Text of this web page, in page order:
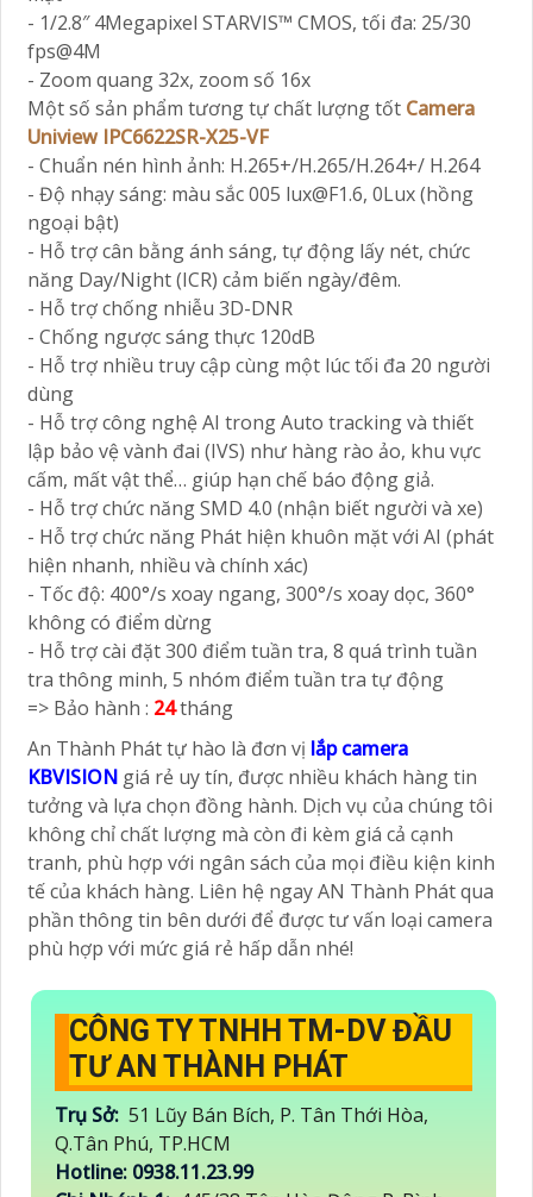
- 1/2.8″ 4Megapixel STARVIS™ CMOS, tối đa: 25/30
fps@4M
- Zoom quang 32x, zoom số 16x
Một số sản phẩm tương tự chất lượng tốt Camera
Uniview IPC6622SR-X25-VF
- Chuẩn nén hình ảnh: H.265+/H.265/H.264+/ H.264
- Độ nhạy sáng: màu sắc 005 lux@F1.6, 0Lux (hồng
ngoại bật)
- Hỗ trợ cân bằng ánh sáng, tự động lấy nét, chức
năng Day/Night (ICR) cảm biến ngày/đêm.
- Hỗ trợ chống nhiễu 3D-DNR
- Chống ngược sáng thực 120dB
- Hỗ trợ nhiều truy cập cùng một lúc tối đa 20 người
dùng
- Hỗ trợ công nghệ AI trong Auto tracking và thiết
lập bảo vệ vành đai (IVS) như hàng rào ảo, khu vực
cấm, mất vật thể… giúp hạn chế báo động giả.
- Hỗ trợ chức năng SMD 4.0 (nhận biết người và xe)
- Hỗ trợ chức năng Phát hiện khuôn mặt với AI (phát
hiện nhanh, nhiều và chính xác)
- Tốc độ: 400°/s xoay ngang, 300°/s xoay dọc, 360°
không có điểm dừng
- Hỗ trợ cài đặt 300 điểm tuần tra, 8 quá trình tuần
tra thông minh, 5 nhóm điểm tuần tra tự động
=> Bảo hành : 24tháng
An Thành Phát tự hào là đơn vị lắp camera
KBVISION giá rẻ uy tín, được nhiều khách hàng tin
tưởng và lựa chọn đồng hành. Dịch vụ của chúng tôi
không chỉ chất lượng mà còn đi kèm giá cả cạnh
tranh, phù hợp với ngân sách của mọi điều kiện kinh
tế của khách hàng. Liên hệ ngay AN Thành Phát qua
phần thông tin bên dưới để được tư vấn loại camera
phù hợp với mức giá rẻ hấp dẫn nhé!
CÔNG TY TNHH TM-DV ĐẦU
TƯ AN THÀNH PHÁT
Trụ Sở: 51 Lũy Bán Bích, P. Tân Thới Hòa,
Q.Tân Phú, TP.HCM
Hotline: 0938.11.23.99